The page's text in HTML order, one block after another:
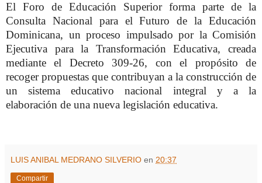
El Foro de Educación Superior forma parte de la
Consulta Nacional para el Futuro de la Educación
Dominicana, un proceso impulsado por la Comisión
Ejecutiva para la Transformación Educativa, creada
mediante el Decreto 309-26, con el propósito de
recoger propuestas que contribuyan a la construcción de
un sistema educativo nacional integral y a la
elaboración de una nueva legislación educativa.
LUIS ANIBAL MEDRANO SILVERIO en 20:37
Compartir